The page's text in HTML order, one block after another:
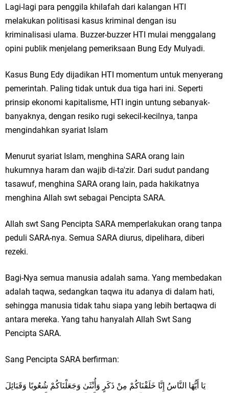
Lagi-lagi para penggila khilafah dari kalangan HTI
melakukan politisasi kasus kriminal dengan isu
kriminalisasi ulama. Buzzer-buzzer HTI mulai menggalang
opini publik menjelang pemeriksaan Bung Edy Mulyadi.
Kasus Bung Edy dijadikan HTI momentum untuk menyerang
pemerintah. Paling tidak untuk dua tiga hari ini. Seperti
prinsip ekonomi kapitalisme, HTI ingin untung sebanyak-
banyaknya, dengan resiko rugi sekecil-kecilnya, tanpa
mengindahkan syariat Islam
Menurut syariat Islam, menghina SARA orang lain
hukumnya haram dan wajib di-ta'zir. Dari sudut pandang
tasawuf, menghina SARA orang lain, pada hakikatnya
menghina Allah swt sebagai Pencipta SARA.
Allah swt Sang Pencipta SARA memperlakukan orang tanpa
peduli SARA-nya. Semua SARA diurus, dipelihara, diberi
rezeki.
Bagi-Nya semua manusia adalah sama. Yang membedakan
adalah taqwa, sedangkan taqwa itu adanya di dalam hati,
sehingga manusia tidak tahu siapa yang lebih bertaqwa di
antara mereka. Yang tahu hanyalah Allah Swt Sang
Pencipta SARA.
Sang Pencipta SARA berfirman:
يَا أَيُّهَا النَّاسُ إِنَّا خَلَقْنَاكُمْ مِنْ ذَكَرٍ وَأُنْثَىٰ وَجَعَلْنَاكُمْ شُعُوبًا وَقَبَائِلَ